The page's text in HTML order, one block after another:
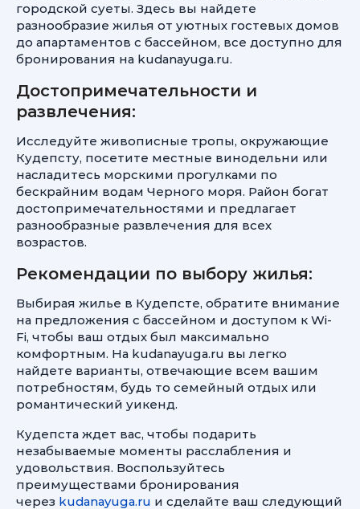
городской суеты. Здесь вы найдете
разнообразие жилья от уютных гостевых домов
до апартаментов с бассейном, все доступно для
бронирования на kudanayuga.ru.
Достопримечательности и
развлечения:
Исследуйте живописные тропы, окружающие
Кудепсту, посетите местные винодельни или
насладитесь морскими прогулками по
бескрайним водам Черного моря. Район богат
достопримечательностями и предлагает
разнообразные развлечения для всех
возрастов.
Рекомендации по выбору жилья:
Выбирая жилье в Кудепсте, обратите внимание
на предложения с бассейном и доступом к Wi-
Fi, чтобы ваш отдых был максимально
комфортным. На kudanayuga.ru вы легко
найдете варианты, отвечающие всем вашим
потребностям, будь то семейный отдых или
романтический уикенд.
Кудепста ждет вас, чтобы подарить
незабываемые моменты расслабления и
удовольствия. Воспользуйтесь
преимуществами бронирования
через kudanayuga.ru и сделайте ваш следующий